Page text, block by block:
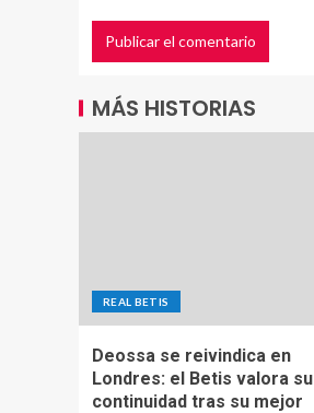
MÁS HISTORIAS
REAL BETIS
Deossa se reivindica en
Londres: el Betis valora su
continuidad tras su mejor